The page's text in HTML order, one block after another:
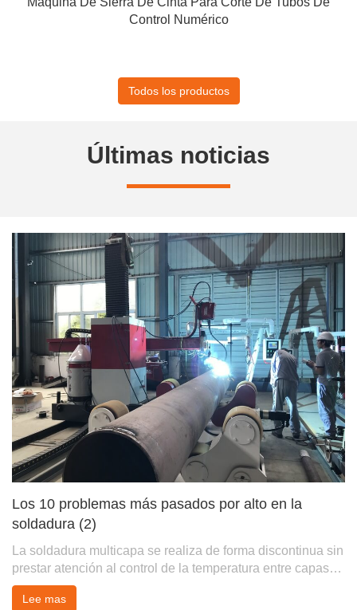
Control Numérico
Todos los productos
Últimas noticias
Los 10 problemas más pasados ​​por alto en la
soldadura (2)
La soldadura multicapa se realiza de forma discontinua sin
prestar atención al control de la temperatura entre capas
Cuando la placa gruesa se su...
Lee mas